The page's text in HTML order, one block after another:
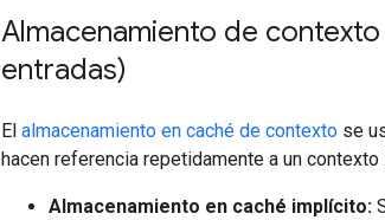
Almacenamiento de
entradas)
El almacenamiento en caché de contexto se
hacen referencia repetidamente a un
Almacenamiento en caché implícito: